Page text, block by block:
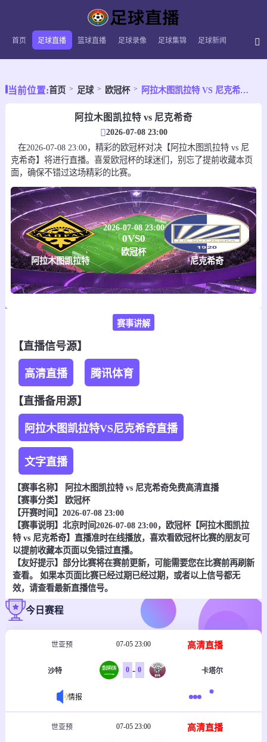
首页 足球直播 篮球直播 足球录像 足球集锦 足球新闻
当前位置:首页 足球 欧冠杯 阿拉木图凯拉特 VS 尼克希奇 【2026-07-08 23:00:00】
阿拉木图凯拉特 vs 尼克希奇
2026-07-08 23:00
在2026-07-08 23:00，精彩的欧冠杯对决【阿拉木图凯拉特 vs 尼
克希奇】将进行直播。喜爱欧冠杯的球迷们，别忘了提前收藏本页
面，确保不错过这场精彩的比赛。
阿拉木图凯拉特
2026-07-08 23:00
0VS0
欧冠杯
尼克希奇
赛事讲解
【直播信号源】
高清直播 腾讯体育
【直播备用源】
阿拉木图凯拉特VS尼克希奇直播
文字直播
【赛事名称】 阿拉木图凯拉特 vs 尼克希奇免费高清直播
【赛事分类】
欧冠杯
【开赛时间】2026-07-08 23:00
【赛事说明】北京时间2026-07-08 23:00，欧冠杯【阿拉木图凯拉
特 vs 尼克希奇】直播准时在线播放，喜欢看欧冠杯比赛的朋友可
以提前收藏本页面以免错过直播。
【友好提示】部分比赛将在赛前更新，可能需要您在比赛前再刷新
查看。 如果本页面比赛已经过期已经过期，或者以上信号都无
效，请查看最新直播信号。
今日赛程
世亚预 07-05 23:00 高清直播
沙特 0 - 0 卡塔尔
情报
世亚预 07-05 23:00 高清直播